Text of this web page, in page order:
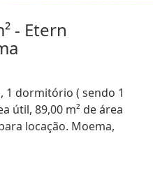
- Etern
1 dormitório ( sendo 1
útil, 89,00 m² de área
locação. Moema,